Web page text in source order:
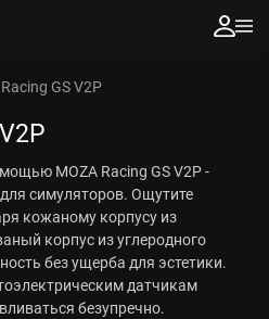
GS V2P
MOZA Racing GS V2P -
симуляторов. Ощутите
кожаному корпусу из
корпус из углеродного
без ущерба для эстетики.
датчикам
безупречно.